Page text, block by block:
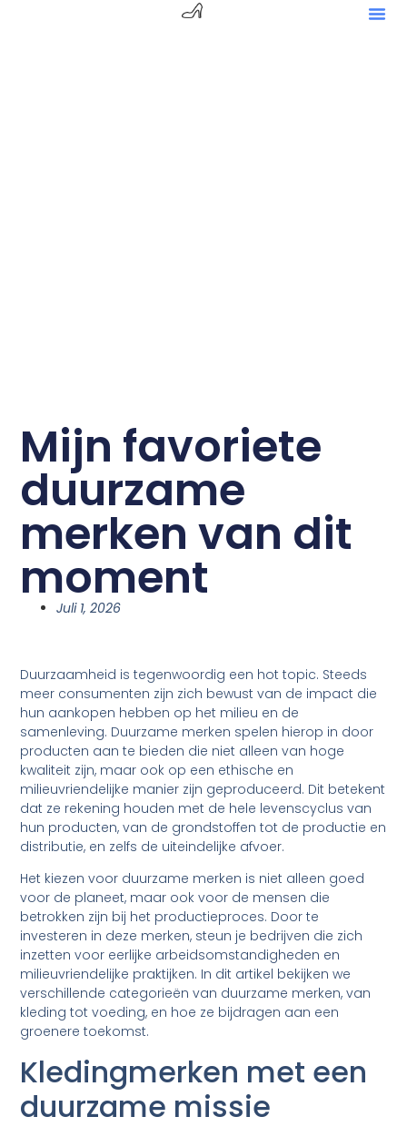
Mijn favoriete
duurzame
merken van dit
moment
Juli 1, 2026
Duurzaamheid is tegenwoordig een hot topic. Steeds
meer consumenten zijn zich bewust van de impact die
hun aankopen hebben op het milieu en de
samenleving. Duurzame merken spelen hierop in door
producten aan te bieden die niet alleen van hoge
kwaliteit zijn, maar ook op een ethische en
milieuvriendelijke manier zijn geproduceerd. Dit betekent
dat ze rekening houden met de hele levenscyclus van
hun producten, van de grondstoffen tot de productie en
distributie, en zelfs de uiteindelijke afvoer.
Het kiezen voor duurzame merken is niet alleen goed
voor de planeet, maar ook voor de mensen die
betrokken zijn bij het productieproces. Door te
investeren in deze merken, steun je bedrijven die zich
inzetten voor eerlijke arbeidsomstandigheden en
milieuvriendelijke praktijken. In dit artikel bekijken we
verschillende categorieën van duurzame merken, van
kleding tot voeding, en hoe ze bijdragen aan een
groenere toekomst.
Kledingmerken met een
duurzame missie